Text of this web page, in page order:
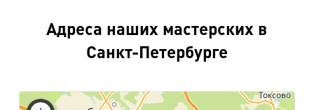
Адреса наших мастерских в
Санкт-Петербурге